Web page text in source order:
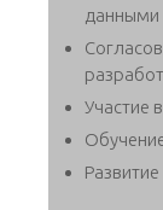
данными
Участие